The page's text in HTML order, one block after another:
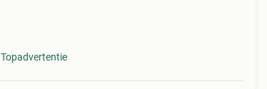
Topadvertentie